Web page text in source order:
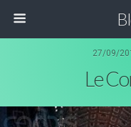
27/09/
Le